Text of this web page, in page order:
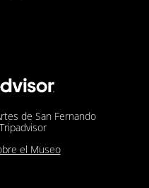
de San Fernando
el Museo